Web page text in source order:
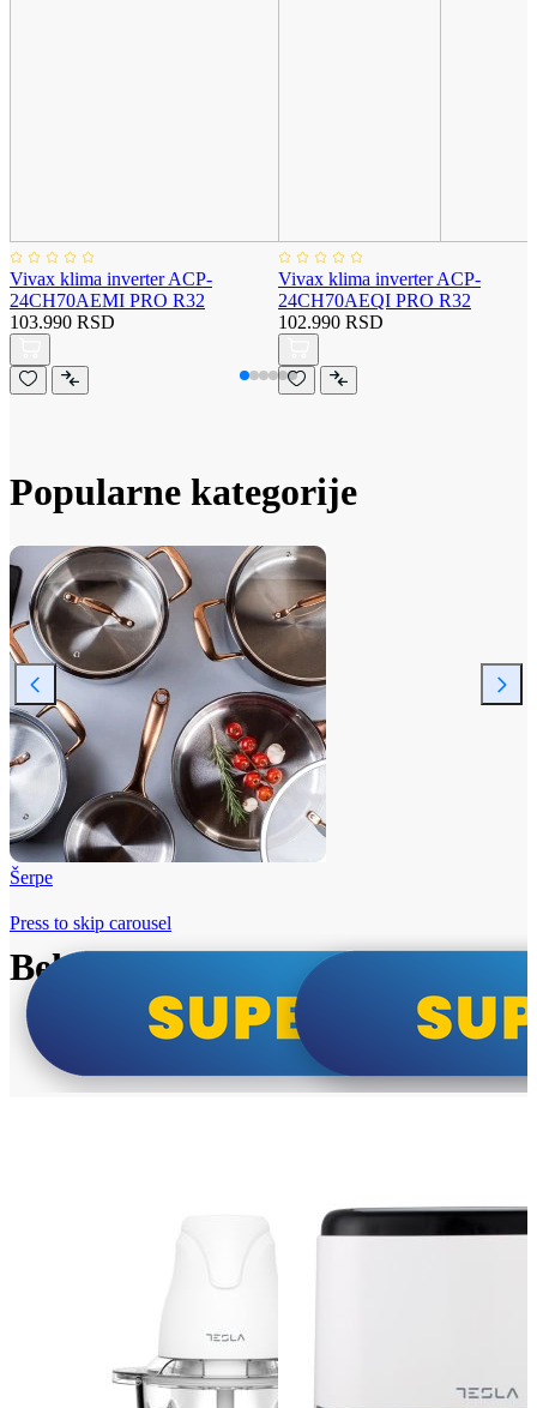
Vivax klima inverter ACP-
24CH70AEMI PRO R32
103.990 RSD
Vivax klima inverter ACP-
24CH70AEQI PRO R32
102.990 RSD
Popularne kategorije
Šerpe
Beko i Tesla super cene
Press to skip carousel